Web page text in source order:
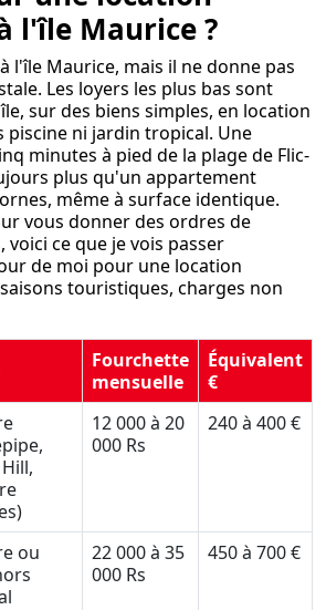
l'île Maurice ?
l'île Maurice, mais il ne donne pas
Les loyers les plus bas sont
sur des biens simples, en location
piscine ni jardin tropical. Une
minutes à pied de la plage de Flic-
plus qu'un appartement
même à surface identique.
vous donner des ordres de
ce que je vois passer
de moi pour une location
touristiques, charges non
Fourchette
mensuelle
Équivalent
€
12 000 à 20
000 Rs
240 à 400 €
ou
22 000 à 35
000 Rs
450 à 700 €